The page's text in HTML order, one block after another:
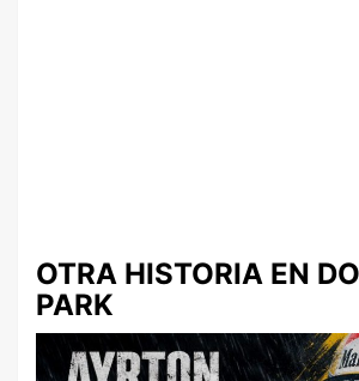
OTRA HISTORIA EN
PARK